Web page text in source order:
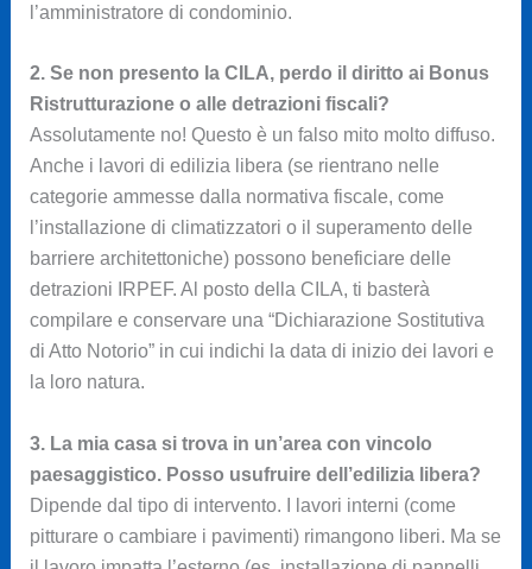
l’amministratore di condominio.
2. Se non presento la CILA, perdo il diritto ai Bonus
Ristrutturazione o alle detrazioni fiscali?
Assolutamente no! Questo è un falso mito molto diffuso.
Anche i lavori di edilizia libera (se rientrano nelle
categorie ammesse dalla normativa fiscale, come
l’installazione di climatizzatori o il superamento delle
barriere architettoniche) possono beneficiare delle
detrazioni IRPEF. Al posto della CILA, ti basterà
compilare e conservare una “Dichiarazione Sostitutiva
di Atto Notorio” in cui indichi la data di inizio dei lavori e
la loro natura.
3. La mia casa si trova in un’area con vincolo
paesaggistico. Posso usufruire dell’edilizia libera?
Dipende dal tipo di intervento. I lavori interni (come
pitturare o cambiare i pavimenti) rimangono liberi. Ma se